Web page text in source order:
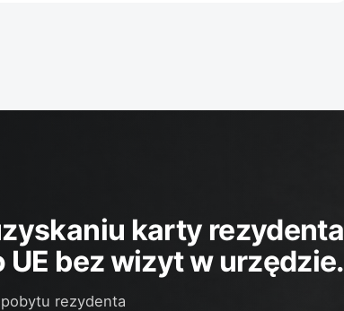
karty rezydenta
bez wizyt w urzędzie.
rezydenta